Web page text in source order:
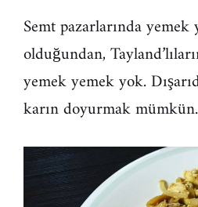
Semt pazarlarında
olduğundan,
yemek yemek yok.
karın doyurmak mümkün.